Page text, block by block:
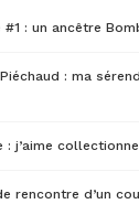
: un ancêtre
: ma
: j’aime
rencontre d’un